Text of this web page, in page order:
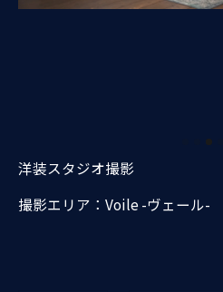
洋装スタジオ撮影
撮影エリア：Voile -ヴェール-